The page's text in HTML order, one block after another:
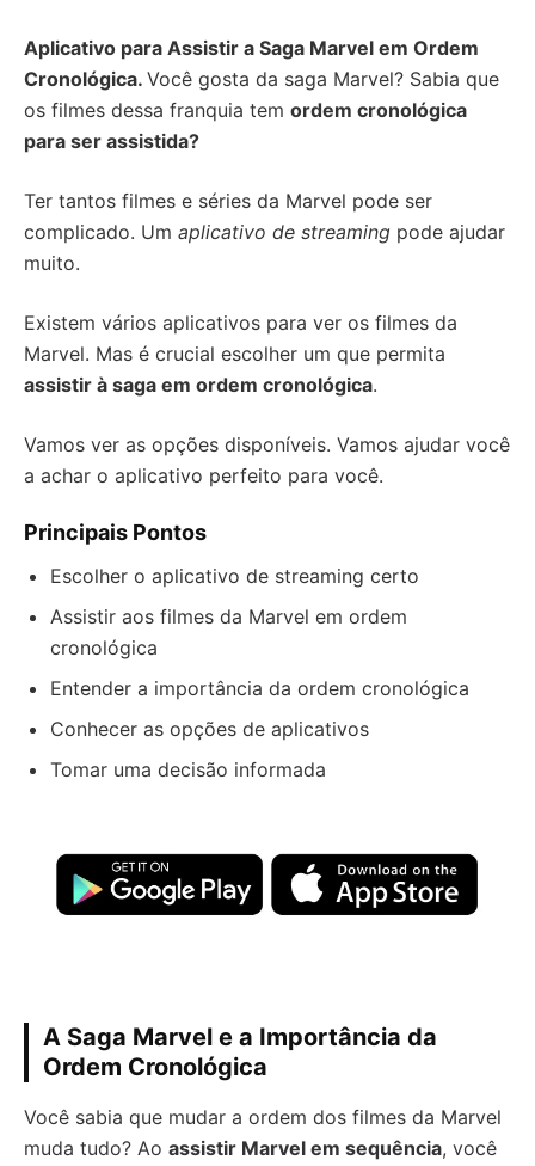
Aplicativo para Assistir a Saga Marvel em Ordem
Cronológica. Você gosta da saga Marvel? Sabia que
os filmes dessa franquia tem ordem cronológica
para ser assistida?
Ter tantos filmes e séries da Marvel pode ser
complicado. Um aplicativo de streaming pode ajudar
muito.
Existem vários aplicativos para ver os filmes da
Marvel. Mas é crucial escolher um que permita
assistir à saga em ordem cronológica.
Vamos ver as opções disponíveis. Vamos ajudar você
a achar o aplicativo perfeito para você.
Principais Pontos
Escolher o aplicativo de streaming certo
Assistir aos filmes da Marvel em ordem
cronológica
Entender a importância da ordem cronológica
Conhecer as opções de aplicativos
Tomar uma decisão informada
A Saga Marvel e a Importância da
Ordem Cronológica
Você sabia que mudar a ordem dos filmes da Marvel
muda tudo? Ao assistir Marvel em sequência, você